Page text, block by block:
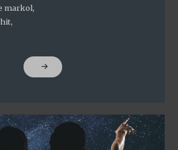
markol,
"MÉG